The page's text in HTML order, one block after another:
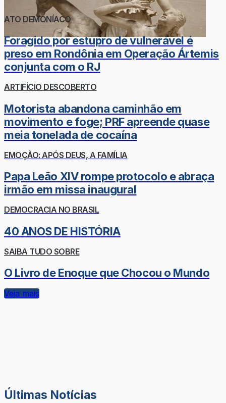
ATO DEMONÍACO
Foragido por estupro de vulnerável é
preso em Rondônia em Operação Ártemis
conjunta com o RJ
ARTIFÍCIO DESCOBERTO
Motorista abandona caminhão em
movimento e foge; PRF apreende quase
meia tonelada de cocaína
EMOÇÃO: APÓS DEUS, A FAMÍLIA
Papa Leão XIV rompe protocolo e abraça
irmão em missa inaugural
DEMOCRACIA NO BRASIL
40 ANOS DE HISTÓRIA
SAIBA TUDO SOBRE
O Livro de Enoque que Chocou o Mundo
Veja mais
Últimas Notícias